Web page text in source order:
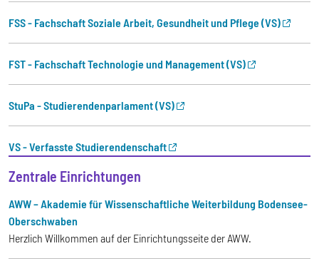
FSS - Fachschaft Soziale Arbeit, Gesundheit und Pflege (VS)
FST - Fachschaft Technologie und Management (VS)
StuPa - Studierendenparlament (VS)
VS - Verfasste Studierendenschaft
Zentrale Einrichtungen
AWW – Akademie für Wissenschaftliche Weiterbildung Bodensee-
Oberschwaben
Herzlich Willkommen auf der Einrichtungsseite der AWW.